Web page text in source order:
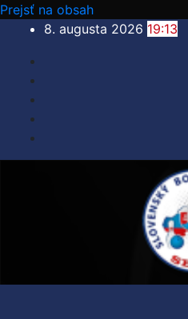
Prejsť na obsah
8. augusta 2026 19:13